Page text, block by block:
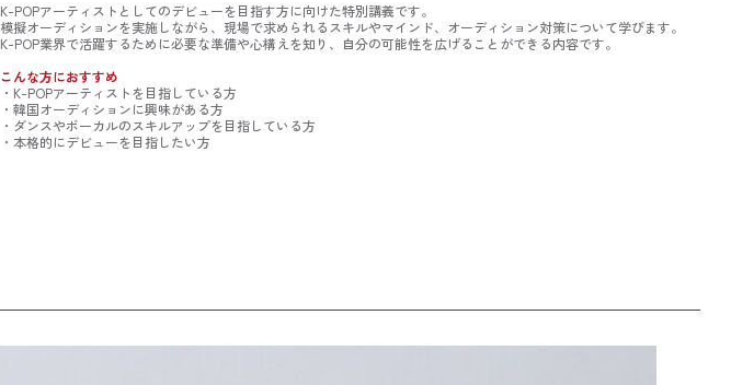
K-POPアーティストとしてのデビューを目指す方に向けた特別講義です。
模擬オーディションを実施しながら、現場で求められるスキルやマインド、オーディション対策について学びます。
K-POP業界で活躍するために必要な準備や心構えを知り、自分の可能性を広げることができる内容です。
こんな方におすすめ
・K-POPアーティストを目指している方
・韓国オーディションに興味がある方
・ダンスやボーカルのスキルアップを目指している方
・本格的にデビューを目指したい方